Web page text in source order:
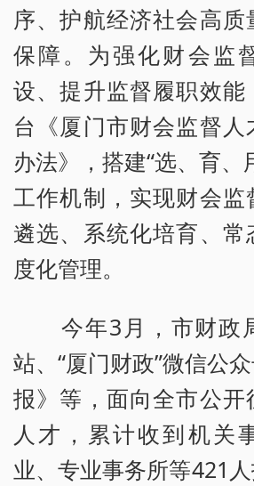
序、护航经济社会高
保障。为强化财会监
设、提升监督履职效能
台《厦门市财会监督人
办法》，搭建“选、育、
工作机制，实现财会监
遴选、系统化培育、常
度化管理。
今年3月，市财政
站、“厦门财政”微信公
报》等，面向全市公开
人才，累计收到机关
业、专业事务所等421